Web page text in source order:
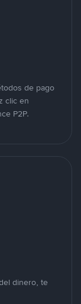
de pago
clic en
P2P.
dinero, te